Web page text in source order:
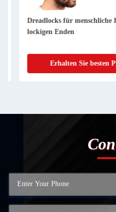
Dreadlocks für menschliche
lockigen Enden
Erhalten Sie besten Preis